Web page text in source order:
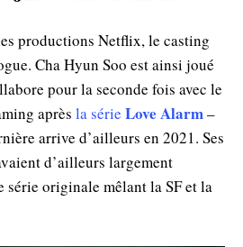
productions Netflix, le casting
Cha Hyun Soo est ainsi joué
pour la seconde fois avec le
après la série Love Alarm–
arrive d’ailleurs en 2021. Ses
d’ailleurs largement
série originale mêlant la SF et la